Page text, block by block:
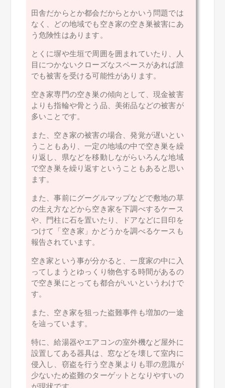
田舎だからとか都会だからとかいう問題では
なく、どの地域でも空き家の空き巣被害にあ
う危険性はあります。
とくに塀や生垣で周囲を囲まれていたり、人
目につかないクローズなスペースがあれば誰
でも被害を受ける可能性があります。
空き家専門の空き巣の傾向として、現金被害
よりも指輪や骨とう品、美術品などの被害が
多いことです。
また、空き家の被害の場合、発覚が遅いとい
うこともあり、一定の地域の中で空き巣を繰
り返し、県などを移動しながらいろんな地域
で空き巣を繰り返すということもあると思い
ます。
また、事前にグーグルマップなどで敷地の草
の生え方などから空き家を下調べするケース
や、門柱に石を置いたり、ドアなどに目印を
つけて「空き家」かどうかを調べるケースも
報告されています。
空き家という事が分かると、一度家の中に入
ってしまうとゆっくり物色する時間があるの
で空き巣にとっても都合がいいというわけで
す。
また、空き家を狙った盗難事件も増加の一途
を辿っています。
特に、給湯器やエアコンの室外機など屋外に
設置してある器具は、窓などを壊して室内に
侵入し、窃盗を行う空き巣よりも罪の意識が
少ないため盗難のターゲットとなりやすいの